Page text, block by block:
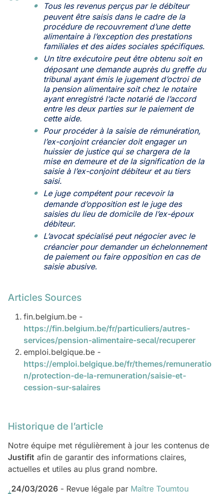
Tous les revenus perçus par le débiteur
peuvent être saisis dans le cadre de la
procédure de recouvrement d’une dette
alimentaire à l’exception des prestations
familiales et des aides sociales spécifiques.
Un titre exécutoire peut être obtenu soit en
déposant une demande auprès du greffe du
tribunal ayant émis le jugement d’octroi de
la pension alimentaire soit chez le notaire
ayant enregistré l’acte notarié de l’accord
entre les deux parties sur le paiement de
cette aide.
Pour procéder à la saisie de rémunération,
l’ex-conjoint créancier doit engager un
huissier de justice qui se chargera de la
mise en demeure et de la signification de la
saisie à l’ex-conjoint débiteur et au tiers
saisi.
Le juge compétent pour recevoir la
demande d’opposition est le juge des
saisies du lieu de domicile de l’ex-époux
débiteur.
L’avocat spécialisé peut négocier avec le
créancier pour demander un échelonnement
de paiement ou faire opposition en cas de
saisie abusive.
Articles Sources
fin.belgium.be -
https://fin.belgium.be/fr/particuliers/autres-
services/pension-alimentaire-secal/recuperer
emploi.belgique.be -
https://emploi.belgique.be/fr/themes/remuneratio
n/protection-de-la-remuneration/saisie-et-
cession-sur-salaires
Historique de l’article
Notre équipe met régulièrement à jour les contenus de
Justifit afin de garantir des informations claires,
actuelles et utiles au plus grand nombre.
24/03/2026 - Revue légale par Maître Toumtou